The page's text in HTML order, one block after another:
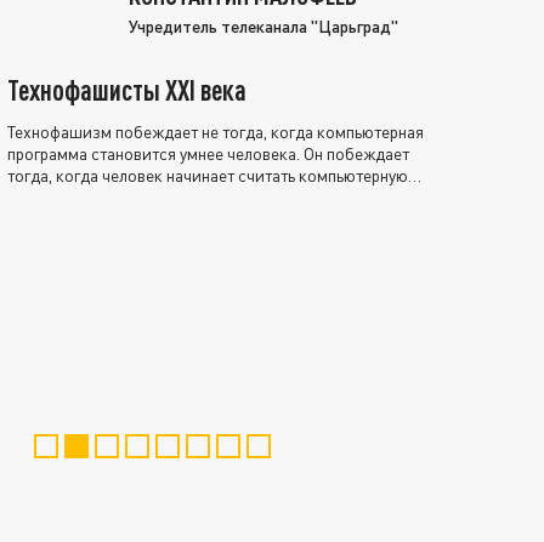
Учредитель телеканала "Царьград"
Технофашисты XXI века
Технофашизм побеждает не тогда, когда компьютерная
программа становится умнее человека. Он побеждает
тогда, когда человек начинает считать компьютерную